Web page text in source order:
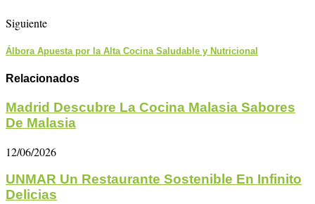
Siguiente
Álbora Apuesta por la Alta Cocina Saludable y Nutricional
Relacionados
Madrid Descubre La Cocina Malasia Sabores
De Malasia
12/06/2026
UNMAR Un Restaurante Sostenible En Infinito
Delicias